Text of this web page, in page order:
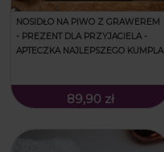
NOSIDŁO NA PIWO Z GRAWEREM
- PREZENT DLA PRZYJACIELA -
APTECZKA NAJLEPSZEGO KUMPLA
89,90 zł